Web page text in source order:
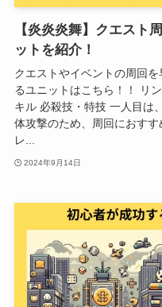
【炎炎炎舞】クエスト
ットを紹介！
クエストやイベントの周回
るユニットはこちら！！ リ
キル 必殺技・特技 一人目は
体攻撃のため、周回におす
レ...
2024年9月14日